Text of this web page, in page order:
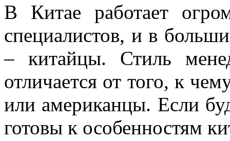
В Китае работает
специалистов, и в
– китайцы. Стиль
отличается от того, к
или американцы. Если
готовы к особенностям